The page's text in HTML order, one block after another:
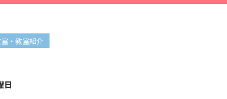
・教室紹介
日